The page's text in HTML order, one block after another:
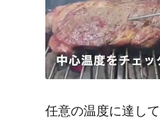
任意の温度に達し